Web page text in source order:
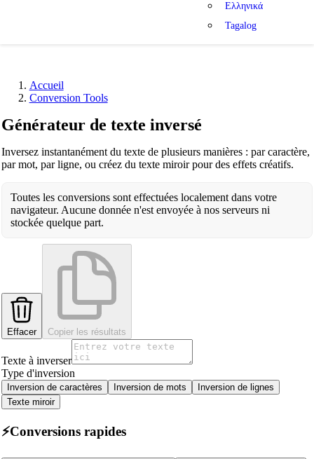
Ελληνικά
Tagalog
Accueil
Conversion Tools
Générateur de texte inversé
Inversez instantanément du texte de plusieurs manières : par caractère,
par mot, par ligne, ou créez du texte miroir pour des effets créatifs.
Toutes les conversions sont effectuées localement dans votre
navigateur. Aucune donnée n'est envoyée à nos serveurs ni
stockée quelque part.
Effacer Copier les résultats
Texte à inverser
Type d'inversion
Inversion de caractères Inversion de mots
Inversion de lignes
Texte miroir
⚡Conversions rapides